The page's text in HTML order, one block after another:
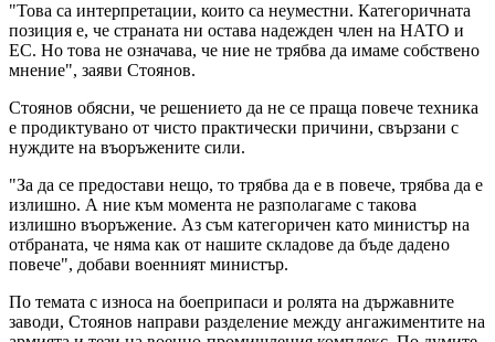
"Това са интерпретации, които са неуместни. Категоричната
позиция е, че страната ни остава надежден член на НАТО и
ЕС. Но това не означава, че ние не трябва да имаме собствено
мнение", заяви Стоянов.
Стоянов обясни, че решението да не се праща повече техника
е продиктувано от чисто практически причини, свързани с
нуждите на въоръжените сили.
"За да се предостави нещо, то трябва да е в повече, трябва да е
излишно. А ние към момента не разполагаме с такова
излишно въоръжение. Аз съм категоричен като министър на
отбраната, че няма как от нашите складове да бъде дадено
повече", добави военният министър.
По темата с износа на боеприпаси и ролята на държавните
заводи, Стоянов направи разделение между ангажиментите на